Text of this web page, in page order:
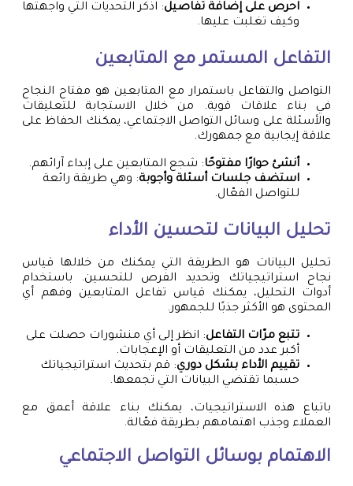
احرص على إضافة تفاصيل: اذكر التحديات التي واجهتها
وكيف تغلبت عليها.
التفاعل المستمر مع المتابعين
التواصل والتفاعل باستمرار مع المتابعين هو مفتاح النجاح
في بناء علاقات قوية. من خلال الاستجابة للتعليقات
والأسئلة على وسائل التواصل الاجتماعي، يمكنك الحفاظ على
علاقة إيجابية مع جمهورك.
أنشئ حوارًا مفتوحًا: شجع المتابعين على إبداء آرائهم.
استضف جلسات أسئلة وأجوبة: وهي طريقة رائعة
للتواصل الفعّال.
تحليل البيانات لتحسين الأداء
تحليل البيانات هو الطريقة التي يمكنك من خلالها قياس
نجاح استراتيجياتك وتحديد الفرص للتحسين. باستخدام
أدوات التحليل، يمكنك قياس تفاعل المتابعين وفهم أي
المحتوى هو الأكثر جذبًا للجمهور.
تتبع مرّات التفاعل: انظر إلى أي منشورات حصلت على
أكبر عدد من التعليقات أو الإعجابات.
تقييم الأداء بشكل دوري: قم بتحديث استراتيجياتك
حسبما تقتضي البيانات التي تجمعها.
باتباع هذه الاستراتيجيات، يمكنك بناء علاقة أعمق مع
العملاء وجذب اهتمامهم بطريقة فعّالة.
الاهتمام بوسائل التواصل الاجتماعي